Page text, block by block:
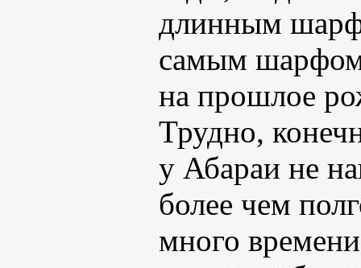
длинным
самым
на прошлое
Трудно,
у Абараи не
более чем
много